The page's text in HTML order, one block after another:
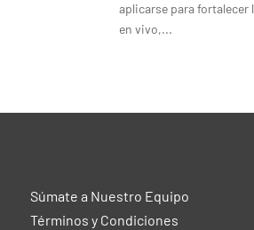
aplicarse para
en vivo,...
Súmate a Nuestro Equipo
Términos y Condiciones